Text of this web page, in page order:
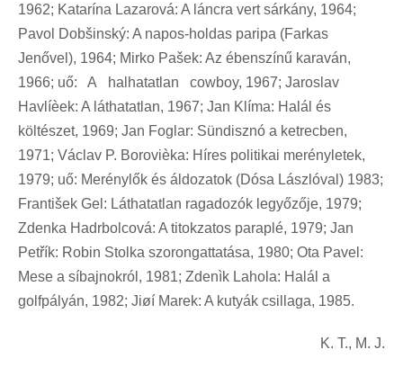
1962; Katarína Lazarová: A láncra vert sárkány, 1964;
Pavol Dobšinský: A napos-holdas paripa (Farkas
Jenővel), 1964; Mirko Pašek: Az ébenszínű karaván,
1966; uő: A halhatatlan cowboy, 1967; Jaroslav
Havlíèek: A láthatatlan, 1967; Jan Klíma: Halál és
költészet, 1969; Jan Foglar: Sündisznó a ketrecben,
1971; Václav P. Borovièka: Híres politikai merényletek,
1979; uő: Merénylők és áldozatok (Dósa Lászlóval) 1983;
František Gel: Láthatatlan ragadozók legyőzője, 1979;
Zdenka Hadrbolcová: A titokzatos paraplé, 1979; Jan
Petřík: Robin Stolka szorongattatása, 1980; Ota Pavel:
Mese a síbajnokról, 1981; Zdenìk Lahola: Halál a
golfpályán, 1982; Jiøí Marek: A kutyák csillaga, 1985.
K. T., M. J.